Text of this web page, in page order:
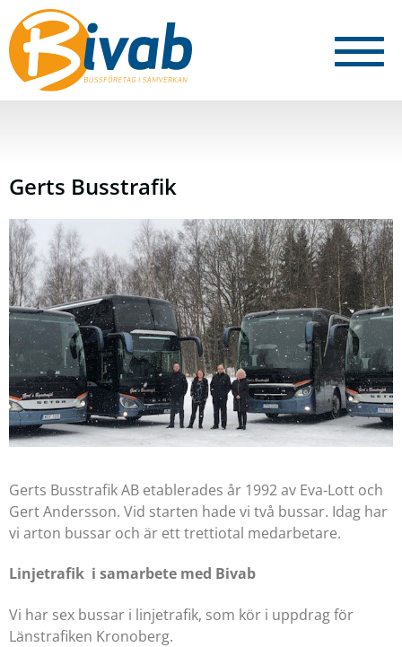
Gerts Busstrafik
Gerts Busstrafik AB etablerades år 1992 av Eva-Lott och
Gert Andersson. Vid starten hade vi två bussar. Idag har
vi arton bussar och är ett trettiotal medarbetare.
Linjetrafik i samarbete med Bivab
Vi har sex bussar i linjetrafik, som kör i uppdrag för
Länstrafiken Kronoberg.